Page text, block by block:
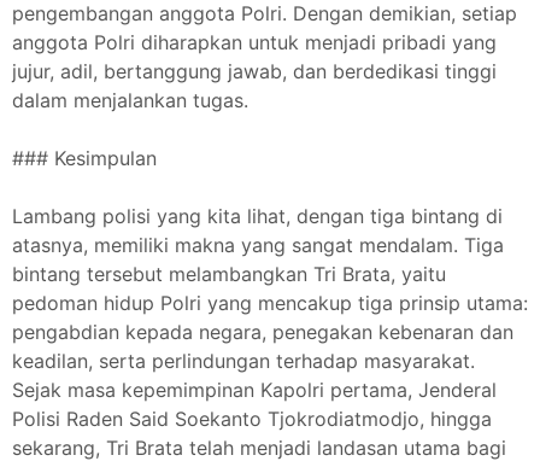
pengembangan anggota Polri. Dengan demikian, setiap
anggota Polri diharapkan untuk menjadi pribadi yang
jujur, adil, bertanggung jawab, dan berdedikasi tinggi
dalam menjalankan tugas.
### Kesimpulan
Lambang polisi yang kita lihat, dengan tiga bintang di
atasnya, memiliki makna yang sangat mendalam. Tiga
bintang tersebut melambangkan Tri Brata, yaitu
pedoman hidup Polri yang mencakup tiga prinsip utama:
pengabdian kepada negara, penegakan kebenaran dan
keadilan, serta perlindungan terhadap masyarakat.
Sejak masa kepemimpinan Kapolri pertama, Jenderal
Polisi Raden Said Soekanto Tjokrodiatmodjo, hingga
sekarang, Tri Brata telah menjadi landasan utama bagi